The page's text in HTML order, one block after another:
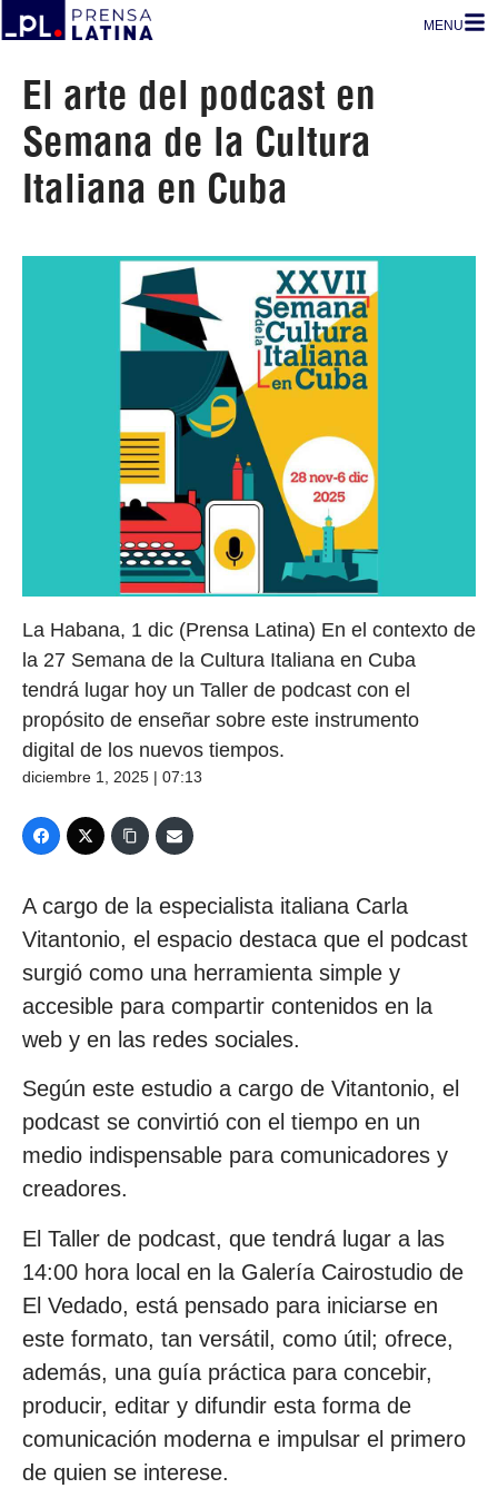
MENU
El arte del podcast en
Semana de la Cultura
Italiana en Cuba
La Habana, 1 dic (Prensa Latina) En el contexto de
la 27 Semana de la Cultura Italiana en Cuba
tendrá lugar hoy un Taller de podcast con el
propósito de enseñar sobre este instrumento
digital de los nuevos tiempos.
diciembre 1, 2025 | 07:13
A cargo de la especialista italiana Carla
Vitantonio, el espacio destaca que el podcast
surgió como una herramienta simple y
accesible para compartir contenidos en la
web y en las redes sociales.
Según este estudio a cargo de Vitantonio, el
podcast se convirtió con el tiempo en un
medio indispensable para comunicadores y
creadores.
El Taller de podcast, que tendrá lugar a las
14:00 hora local en la Galería Cairostudio de
El Vedado, está pensado para iniciarse en
este formato, tan versátil, como útil; ofrece,
además, una guía práctica para concebir,
producir, editar y difundir esta forma de
comunicación moderna e impulsar el primero
de quien se interese.